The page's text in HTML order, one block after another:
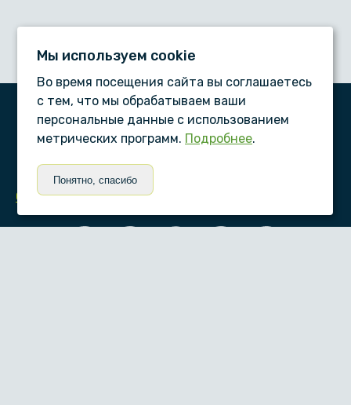
ООО «Дентал-сервис», © 2026
Статьи
Мы используем сookie
Во время посещения сайта вы соглашаетесь
с тем, что мы обрабатываем ваши
персональные данные с использованием
метрических программ. Подробнее.
Понятно, спасибо